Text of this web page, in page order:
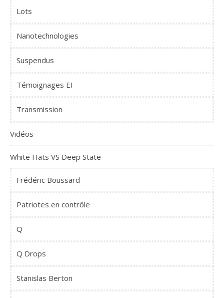
Lots
Nanotechnologies
Suspendus
Témoignages EI
Transmission
Vidéos
White Hats VS Deep State
Frédéric Boussard
Patriotes en contrôle
Q
Q Drops
Stanislas Berton